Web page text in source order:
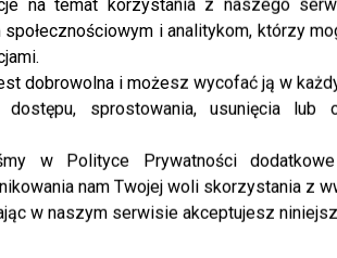
społecznościowym i analitykom, którzy
dobrowolna i możesz wycofać ją w
dostępu, sprostowania, usunięcia lub
w Polityce Prywatności
nam Twojej woli skorzystania z
w naszym serwisie akceptujesz